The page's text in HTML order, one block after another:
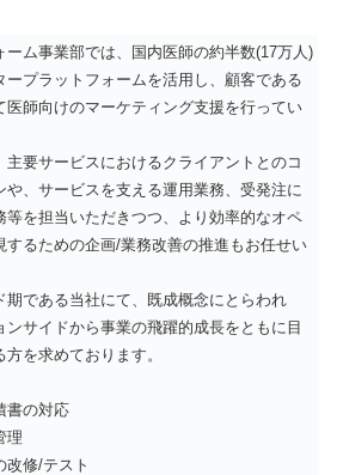
ーム事業部では、国内医師の約半数(17万人)
ープラットフォームを活用し、顧客である
医師向けのマーケティング支援を行ってい
主要サービスにおけるクライアントとのコ
や、サービスを支える運用業務、受発注に
等を担当いただきつつ、より効率的なオペ
するための企画/業務改善の推進もお任せい
期である当社にて、既成概念にとらわれ
ンサイドから事業の飛躍的成長をともに目
を求めております。
書の対応
理
改修/テスト